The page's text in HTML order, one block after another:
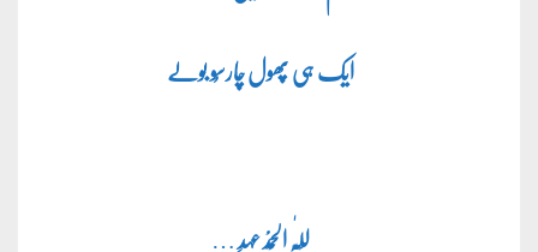
ایک ہی پھول چارسُو بولے
لِلّٰہِ الْحَمْدْعہدِ